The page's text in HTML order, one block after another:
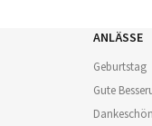
ANLÄSSE
Geburtstag
Gute
Dankeschön